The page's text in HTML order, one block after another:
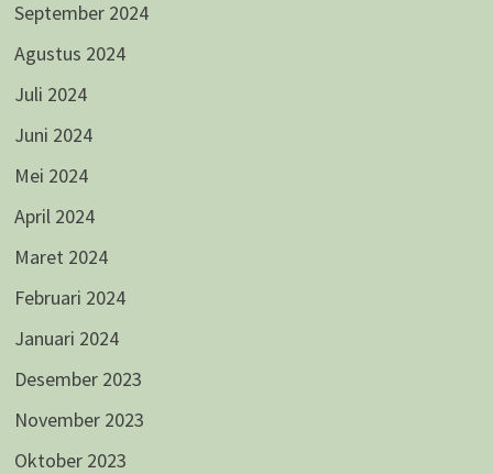
September 2024
Agustus 2024
Juli 2024
Juni 2024
Mei 2024
April 2024
Maret 2024
Februari 2024
Januari 2024
Desember 2023
November 2023
Oktober 2023